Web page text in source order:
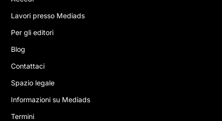
Lavori presso Mediads
Per gli editori
Blog
Contattaci
Spazio legale
Informazioni su Mediads
Termini